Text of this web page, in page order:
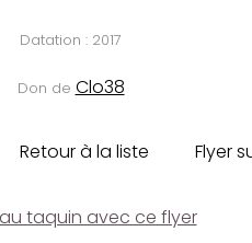
Datation : 2017
Don de Clo38
Retour à la liste Flyer
taquin avec ce flyer